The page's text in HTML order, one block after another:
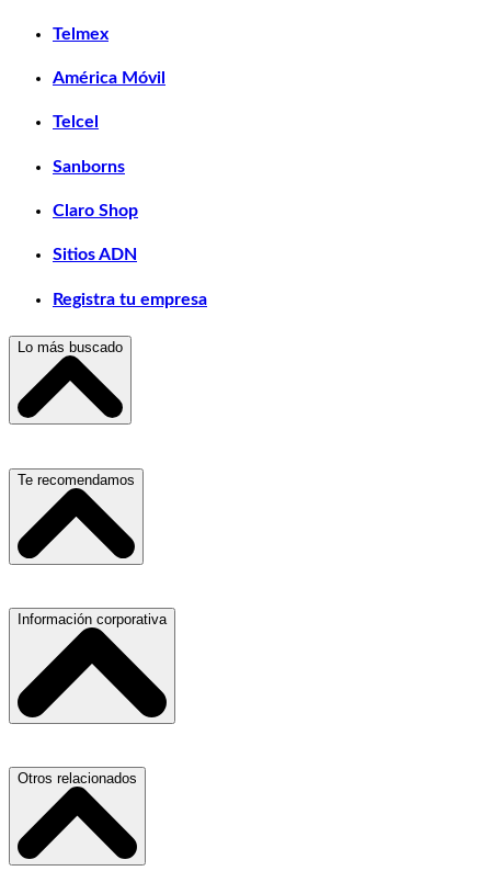
Telmex
América Móvil
Telcel
Sanborns
Claro Shop
Sitios ADN
Registra tu empresa
Lo más buscado
Escuelas, Institutos y Universidades
Hospitales, Sanatorios y Clínicas
Refacciones y Accesorios para Automóviles
Materiales para Construcción
Laboratorios de Diagnóstico Clínico
Ferreterías
Te recomendamos
Servicio de Grúas
Médicos Oculistas y Oftalmólogos
Ferreterías
Refacciones y Accesorios para Automóviles y Camiones
Aire Acondicionado
Información corporativa
Nuestras Oficinas
Proveedores
Atracción de Talento
Otros relacionados